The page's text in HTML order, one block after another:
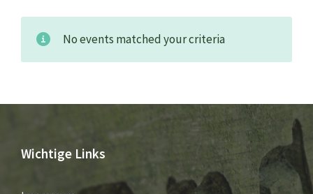
No events matched your criteria
Wichtige Links